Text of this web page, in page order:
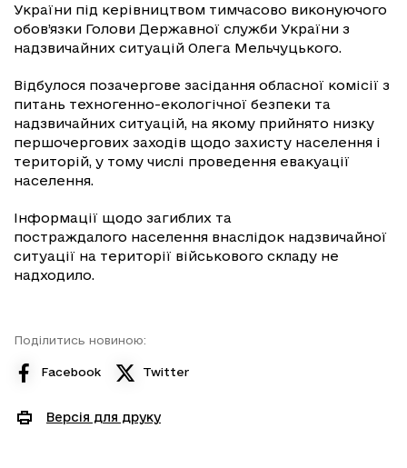
України під керівництвом тимчасово виконуючого
обов’язки Голови Державної служби України з
надзвичайних ситуацій Олега Мельчуцького.
Відбулося позачергове засідання обласної комісії з
питань техногенно-екологічної безпеки та
надзвичайних ситуацій, на якому прийнято низку
першочергових заходів щодо захисту населення і
територій, у тому числі проведення евакуації
населення.
Інформації щодо загиблих та
постраждалого населення внаслідок надзвичайної
ситуації на території військового складу не
надходило.
Поділитись новиною:
Facebook Twitter
Версія для друку